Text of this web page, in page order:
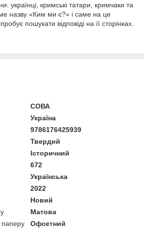
українці, кримські татари, кримчаки та
назву «Ким ми є?» і саме на це
пошукати відповіді на її сторінках.
СОВА
Україна
9786176425939
Твердий
Історичний
672
Українська
2022
Новий
Матова
паперу
Офсетний